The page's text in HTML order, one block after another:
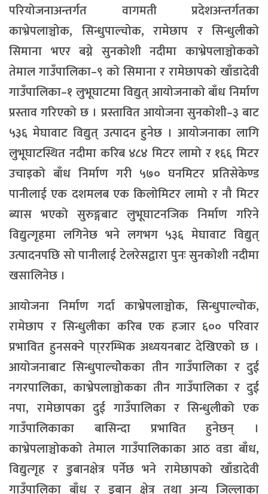
परियोजनाअन्तर्गत वागमती प्रदेशअन्तर्गतका
काभ्रेपलाञ्चोक, सिन्धुपाल्चोक, रामेछाप र सिन्धुलीको
सिमाना भएर बग्ने सुनकोशी नदीमा काभ्रेपलाञ्चोकको
तेमाल गाउँपालिका–९ को सिमाना र रामेछापको खाँडादेवी
गाउँपालिका–१ लुभूघाटमा विद्युत् आयोजनाको बाँध निर्माण
प्रस्ताव गरिएको छ । प्रस्तावित आयोजना सुनकोशी–३ बाट
५३६ मेघावाट विद्युत् उत्पादन हुनेछ । आयोजनाका लागि
लुभूघाटस्थित नदीमा करिब ४८४ मिटर लामो र १६६ मिटर
उचाइको बाँध निर्माण गरी ५७० घनमिटर प्रतिसेकेण्ड
पानीलाई एक दशमलब एक किलोमिटर लामो र नौ मिटर
ब्यास भएको सुरुङ्गबाट लुभूघाटनजिक निर्माण गरिने
विद्युत्गृहमा लगिनेछ भने लगभग ५३६ मेघावाट विद्युत्
उत्पादनपछि सो पानीलाई टेलरेसद्वारा पुनः सुनकोशी नदीमा
खसालिनेछ ।
आयोजना निर्माण गर्दा काभ्रेपलाञ्चोक, सिन्धुपाल्चोक,
रामेछाप र सिन्धुलीका करिब एक हजार ६०० परिवार
प्रभावित हुनसक्ने पा्ररम्भिक अध्ययनबाट देखिएको छ ।
आयोजनाबाट सिन्धुपाल्चोेकका तीन गाउँपालिका र दुई
नगरपालिका, काभ्रेपलाञ्चोकका तीन गाउँपालिका र दुई
नपा, रामेछापका दुई गाउँपालिका र सिन्धुलीको एक
गाउँपालिकाका बासिन्दा प्रभावित हुनेछन् ।
काभ्रेपलाञ्चोकको तेमाल गाउँपालिकाका आठ वडा बाँध,
विद्युत्गृह र डुबानक्षेत्र पर्नेछ भने रामेछापको खाँडादेवी